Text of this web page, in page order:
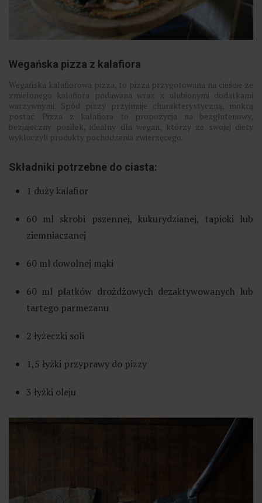
Wegańska pizza z kalafiora
Wegańska kalafiorowa pizza, to pizza przygotowana na cieście ze
zmielonego kalafiora podawana wraz z ulubionymi dodatkami
warzywnymi. Spód pizzy przyjmuje charakterystyczną, mokrą
postać. Pizza z kalafiora to propozycja na bezglutenowy,
bezjajeczny posiłek, idealny dla wegan, którzy ze swojej diety
wykluczyli produkty pochodzenia zwierzęcego.
Składniki potrzebne do ciasta:
1 duży kalafior
60 ml skrobi pszennej, kukurydzianej, tapioki lub
ziemniaczanej
60 ml dowolnej mąki
60 ml platków drożdżowych dezaktywowanych lub
tartego parmezanu
2 łyżeczki soli
1,5 łyżki przyprawy do pizzy
3 łyżki oleju